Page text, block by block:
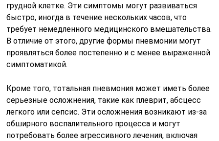
грудной клетке. Эти симптомы могут развиваться
быстро, иногда в течение нескольких часов, что
требует немедленного медицинского вмешательства.
В отличие от этого, другие формы пневмонии могут
проявляться более постепенно и с менее выраженной
симптоматикой.
Кроме того, тотальная пневмония может иметь более
серьезные осложнения, такие как плеврит, абсцесс
легкого или сепсис. Эти осложнения возникают из-за
обширного воспалительного процесса и могут
потребовать более агрессивного лечения, включая